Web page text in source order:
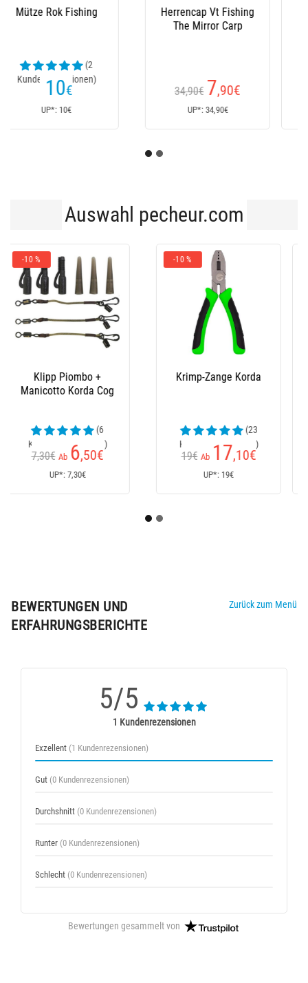
Herrenhose Korda
Kundenrezensionen)
Ab 75€
UP*: 75€
Herrenhose Korda
Polar Kombats Dark -
Kundenrezensionen)
Ab 89,90
UP*: 89,90€
Auswahl pecheur.com
Korkstäbchen Korda
Cork Sticks
Kundenrezensionen)
Ab 7,50€
UP*: 7,50€
Schere Korda Razor
Kundenrezensionen)
9€
UP*: 9€
BEWERTUNGEN UND
ERFAHRUNGSBERICHTE
Zurück zum Menü
5/5
1 Kundenrezensionen
Exzellent (1 Kundenrezensionen)
Gut (0 Kundenrezensionen)
Durchshnitt (0 Kundenrezensionen)
Runter (0 Kundenrezensionen)
Schlecht (0 Kundenrezensionen)
Bewertungen gesammelt von